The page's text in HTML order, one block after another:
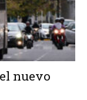
nuevo